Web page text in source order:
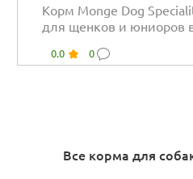
Корм Monge Dog
для щенков и юниоров
0.0 0
Все корма для